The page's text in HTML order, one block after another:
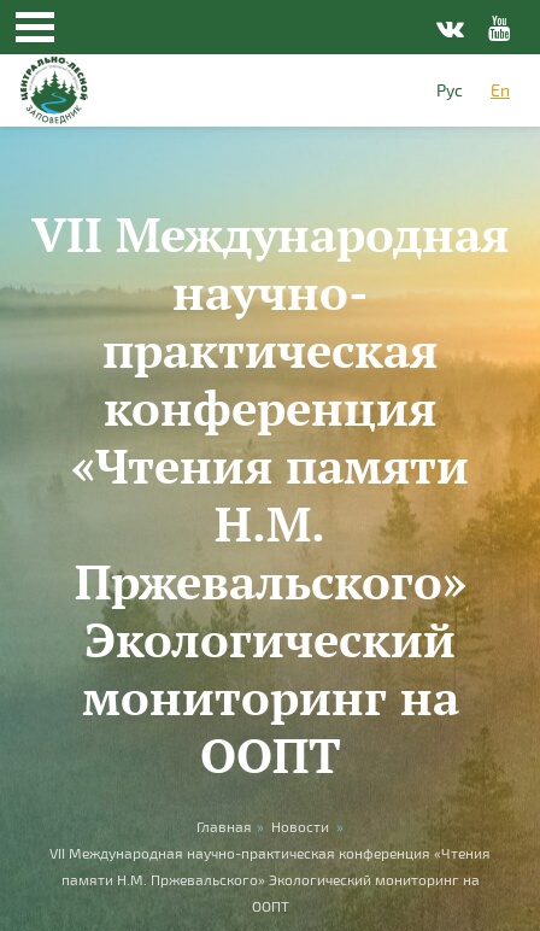
Skip to main content
Рус
En
VII Международная
научно-
практическая
конференция
«Чтения памяти
Н.М.
Пржевальского»
Экологический
мониторинг на
ООПТ
You are here
Главная » Новости »
VII Международная научно-практическая конференция «Чтения
памяти Н.М. Пржевальского» Экологический мониторинг на
ООПТ